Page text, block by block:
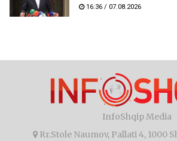
16:36 / 07.08.2026
InfoShqip Media
Rr.Stole Naumov, Pallati 4, 1000